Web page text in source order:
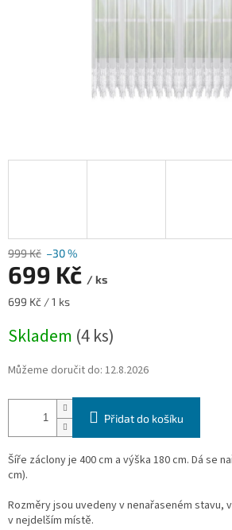
999 Kč –30 %
699 Kč / ks
Měrná
699 Kč / 1 ks
Skladem (4 ks)
Můžeme doručit do: 12.8.2026
Přidat do košíku
Šíře záclony je 400 cm a výška 180 cm. Dá se
cm).
Rozměry jsou uvedeny v nenařaseném stavu,
v nejdelším místě.